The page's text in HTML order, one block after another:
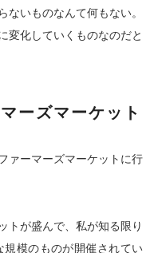
ないものなんて何もない。
変化していくものなのだと
ーズマーケット
ァーマーズマーケットに行
トが盛んで、私が知る限り
模のものが開催されてい